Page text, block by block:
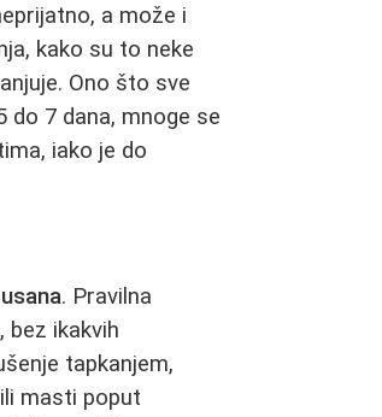
a može i
kako su to neke
Ono što sve
7 dana, mnoge se
iako je do
. Pravilna
bez ikakvih
tapkanjem,
masti poput